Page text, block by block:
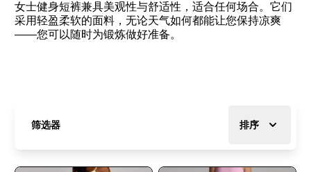
女士健身短裤兼具美观性与舒适性，适合任何场合。它们
采用轻盈柔软的面料，无论天气如何都能让您保持凉爽
——您可以随时为锻炼做好准备。
筛选器 排序